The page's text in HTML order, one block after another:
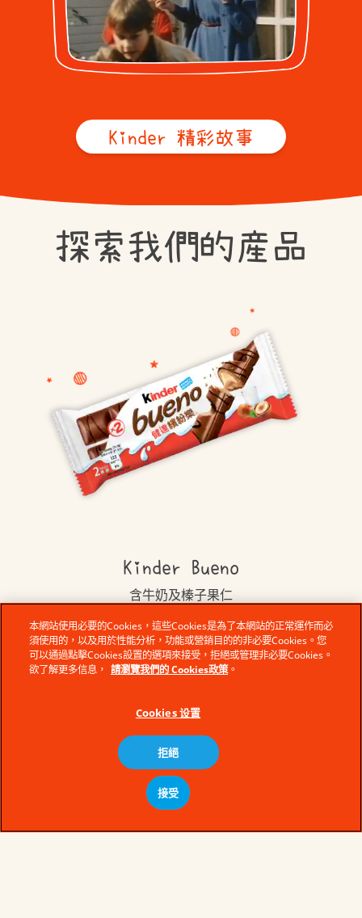
Kinder 精彩故事
探索我們的産品
Kinder Bueno
含牛奶及榛子果仁
所有産品
本網站使用必要的Cookies，這些Cookies是為了本網站的正常運作而必
須使用的，以及用於性能分析，功能或營銷目的的非必要Cookies。您
可以通過點擊Cookies設置的選項來接受，拒絕或管理非必要Cookies。
欲了解更多信息， 請瀏覽我們的 Cookies政策。
Cookies 设置
拒絕
接受